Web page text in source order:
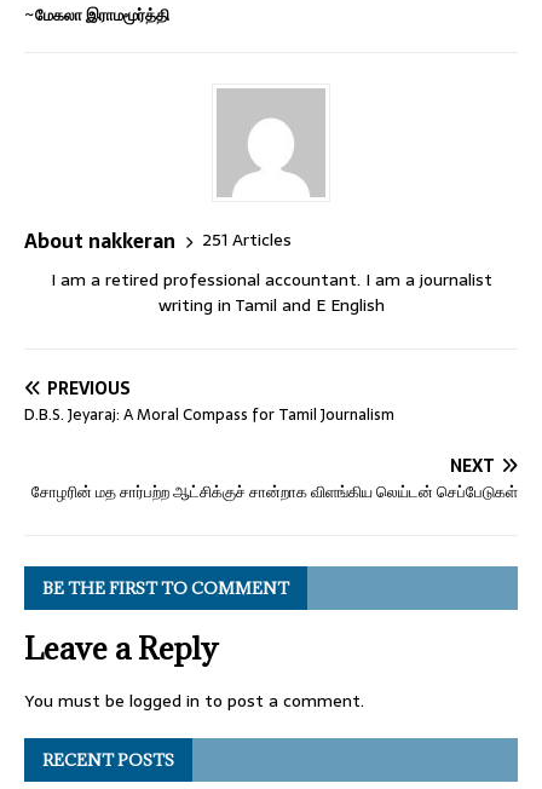
~மேகலா இராமமூர்த்தி
About nakkeran
251 Articles
I am a retired professional accountant. I am a journalist
writing in Tamil and E English
PREVIOUS
D.B.S. Jeyaraj: A Moral Compass for Tamil Journalism
NEXT
சோழரின் மத சார்பற்ற ஆட்சிக்குச் சான்றாக விளங்கிய லெய்டன் செப்பேடுகள்
BE THE FIRST TO COMMENT
Leave a Reply
You must be logged in to post a comment.
RECENT POSTS